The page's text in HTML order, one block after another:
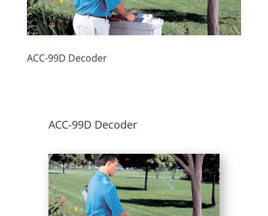
ACC-99D Decoder
ACC-99D Decoder